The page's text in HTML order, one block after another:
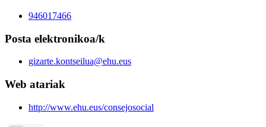
946017466
Posta elektronikoa/k
gizarte.kontseilua@ehu.eus
Web atariak
http://www.ehu.eus/consejosocial